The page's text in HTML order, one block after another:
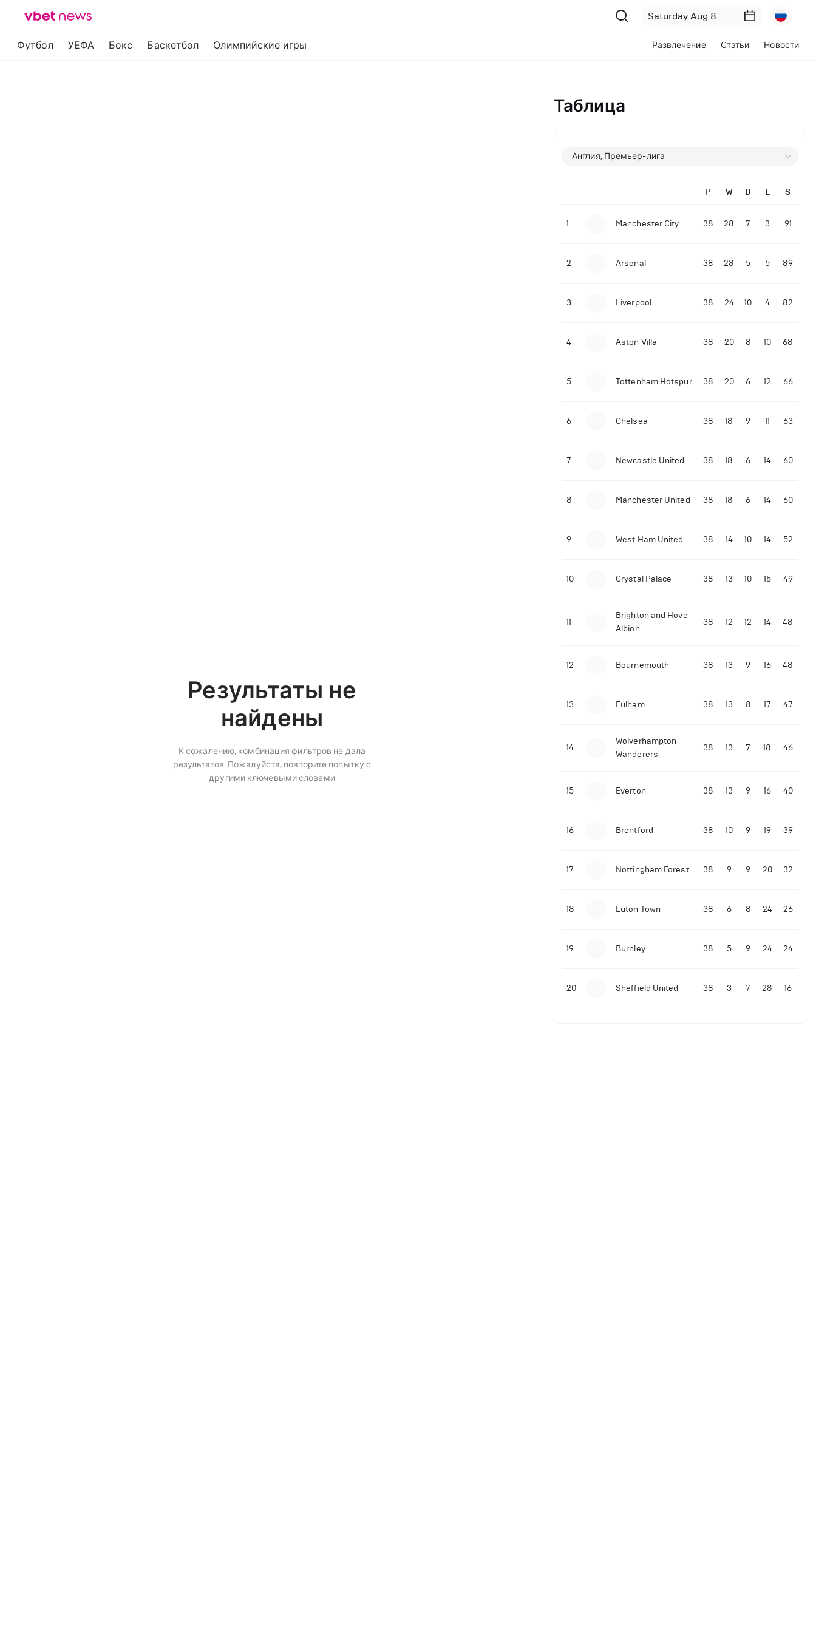
Футбол УЕФА Бокс Баскетбол Олимпийские игры Развлечение Статьи Новости
Результаты не
найдены
К сожалению, комбинация фильтров не дала
результатов. Пожалуйста, повторите попытку с
другими ключевыми словами
Таблица
Англия, Премьер-лига
P W D L S
1 Manchester City 38 28 7 3 91
2 Arsenal 38 28 5 5 89
3 Liverpool 38 24 10 4 82
4 Aston Villa 38 20 8 10 68
5 Tottenham Hotspur 38 20 6 12 66
6 Chelsea 38 18 9 11 63
7 Newcastle United 38 18 6 14 60
8 Manchester United 38 18 6 14 60
9 West Ham United 38 14 10 14 52
10 Crystal Palace 38 13 10 15 49
11
Brighton and Hove
Albion
38 12 12 14 48
12 Bournemouth 38 13 9 16 48
13 Fulham 38 13 8 17 47
14
Wolverhampton
Wanderers
38 13 7 18 46
15 Everton 38 13 9 16 40
16 Brentford 38 10 9 19 39
17 Nottingham Forest 38 9 9 20 32
18 Luton Town 38 6 8 24 26
19 Burnley 38 5 9 24 24
20 Sheffield United 38 3 7 28 16